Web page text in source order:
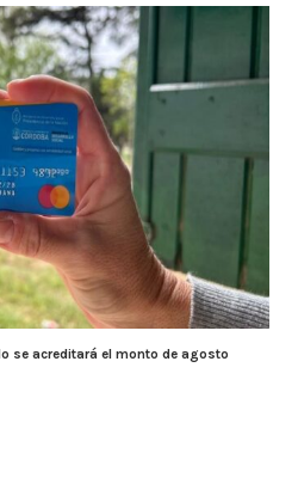
se acreditará el monto de agosto